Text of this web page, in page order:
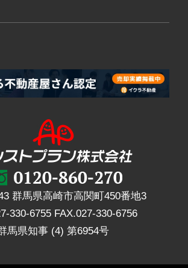
群馬県高崎市高関町450番地3
330-6755 FAX.027-330-6756
馬県知事 (4) 第6954号